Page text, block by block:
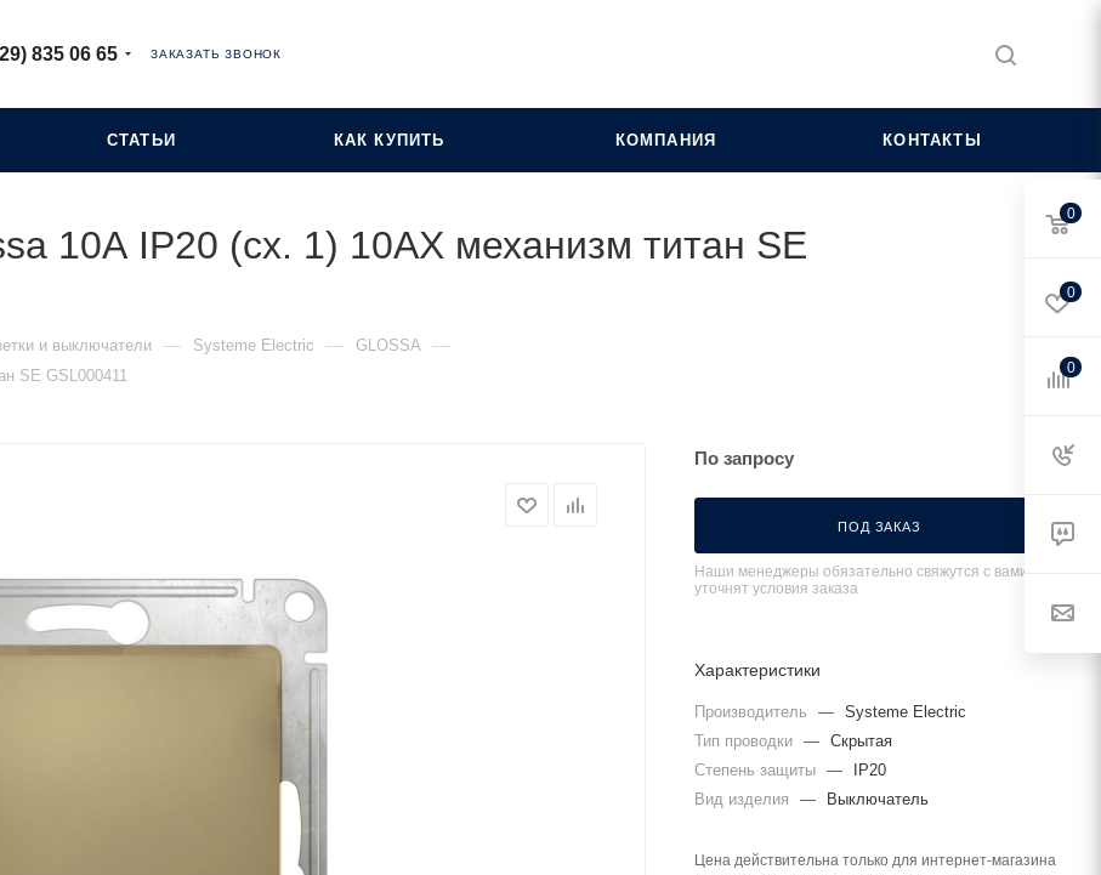
835 06 65 ЗАКАЗАТЬ ЗВОНОК
СТАТЬИ КАК КУПИТЬ КОМПАНИЯ КОНТАКТЫ
10А IP20 (сх. 1) 10AX механизм титан SE
и выключатели — Systeme Electric — GLOSSA —
SE GSL000411
По запросу
ПОД ЗАКАЗ
Наши менеджеры обязательно свяжутся с вами и
уточнят условия заказа
Характеристики
Производитель — Systeme Electric
Тип проводки — Скрытая
Степень защиты —
IP20
Вид изделия
— Выключатель
Цена действительна только для интернет-магазина
0
0
0